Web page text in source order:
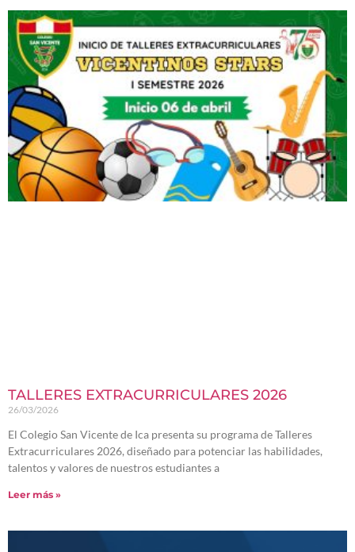
TALLERES EXTRACURRICULARES 2026
26/03/2026
El Colegio San Vicente de Ica presenta su programa de Talleres
Extracurriculares 2026, diseñado para potenciar las habilidades,
talentos y valores de nuestros estudiantes a
Leer más »